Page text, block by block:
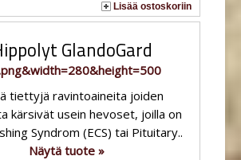
Lisää ostoskoriin
GlandoGard
tiettyjä ravintoaineita joiden
kärsivät usein hevoset, joilla on
Syndrom (ECS) tai Pituitary..
Näytä tuote »